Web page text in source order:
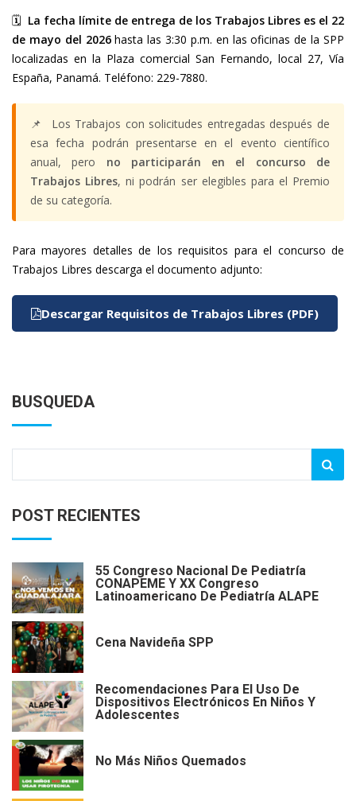
🗓️ La fecha límite de entrega de los Trabajos Libres es el 22
de mayo del 2026hasta las 3:30 p.m. en las oficinas de la SPP
localizadas en la Plaza comercial San Fernando, local 27, Vía
España, Panamá. Teléfono: 229-7880.
📌 Los Trabajos con solicitudes entregadas después de
esa fecha podrán presentarse en el evento científico
anual, pero no participarán en el concurso de
Trabajos Libres, ni podrán ser elegibles para el Premio
de su categoría.
Para mayores detalles de los requisitos para el concurso de
Trabajos Libres descarga el documento adjunto:
Descargar Requisitos de Trabajos Libres (PDF)
BUSQUEDA
POST RECIENTES
55 Congreso Nacional De Pediatría
CONAPEME Y XX Congreso
Latinoamericano De Pediatría ALAPE
Cena Navideña SPP
Recomendaciones Para El Uso De
Dispositivos Electrónicos En Niños Y
Adolescentes
No Más Niños Quemados